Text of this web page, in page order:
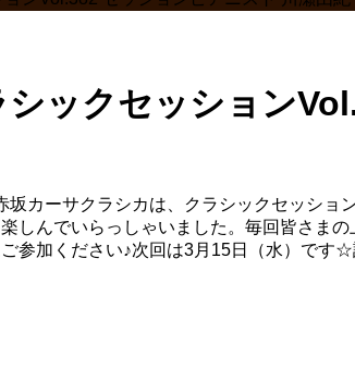
ックセッション
坂カーサクラシカは、クラシックセッシ
しんでいらっしゃいました。毎回皆さま
参加ください♪次回は3月15日（水）です